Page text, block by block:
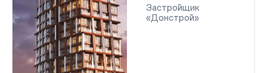
Застройщик
«Донстрой»